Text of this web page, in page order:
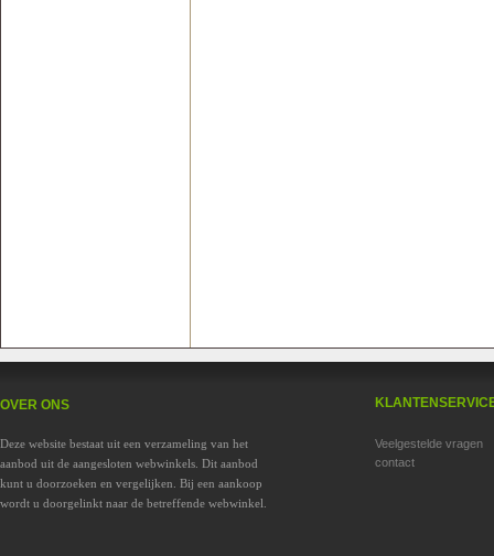
OVER ONS
Deze website bestaat uit een verzameling van het
aanbod uit de aangesloten webwinkels. Dit aanbod
kunt u doorzoeken en vergelijken. Bij een aankoop
wordt u doorgelinkt naar de betreffende webwinkel.
Veelgestelde vragen
contact